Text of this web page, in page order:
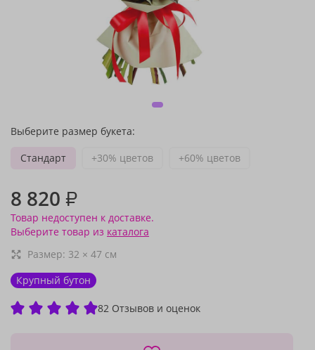
Выберите размер букета:
Стандарт
+30% цветов +60% цветов
8 820 ₽
Товар недоступен к доставке.
Выберите товар из каталога
Размер: 32 × 47 см
Крупный бутон
82 Отзывов и оценок